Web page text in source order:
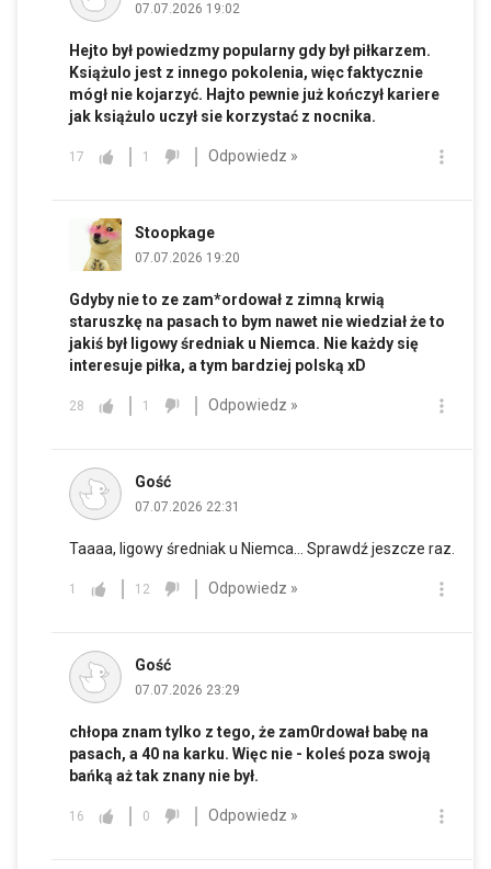
07.07.2026 19:02
Hejto był powiedzmy popularny gdy był piłkarzem.
Książulo jest z innego pokolenia, więc faktycznie
mógł nie kojarzyć. Hajto pewnie już kończył kariere
jak książulo uczył sie korzystać z nocnika.
17 1 Odpowiedz »
Stoopkage
07.07.2026 19:20
Gdyby nie to ze zam*ordował z zimną krwią
staruszkę na pasach to bym nawet nie wiedział że to
jakiś był ligowy średniak u Niemca. Nie każdy się
interesuje piłka, a tym bardziej polską xD
28 1 Odpowiedz »
Gość
07.07.2026 22:31
Taaaa, ligowy średniak u Niemca... Sprawdź jeszcze raz.
1 12 Odpowiedz »
Gość
07.07.2026 23:29
chłopa znam tylko z tego, że zam0rdował babę na
pasach, a 40 na karku. Więc nie - koleś poza swoją
bańką aż tak znany nie był.
16 0 Odpowiedz »